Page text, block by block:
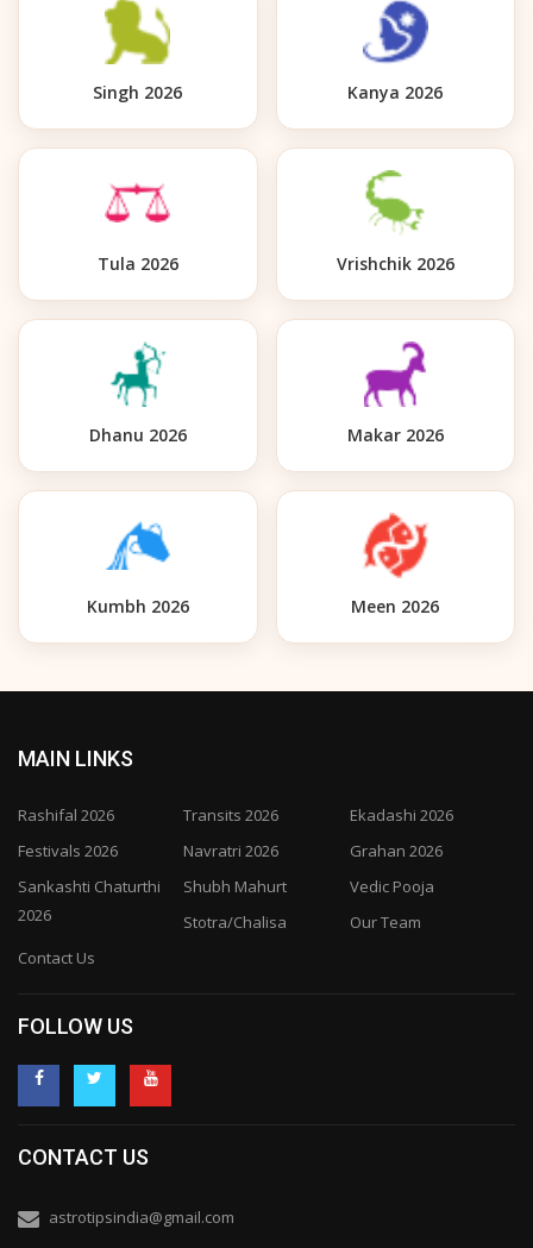
Singh 2026 Kanya 2026
Tula 2026 Vrishchik 2026
Dhanu 2026 Makar 2026
Kumbh 2026 Meen 2026
MAIN LINKS
Rashifal 2026 Transits 2026
Ekadashi 2026
Festivals 2026
Navratri 2026
Grahan 2026
Sankashti Chaturthi
2026
Shubh Mahurt
Vedic Pooja
Stotra/Chalisa
Our Team
Contact Us
FOLLOW US
CONTACT US
astrotipsindia@gmail.com